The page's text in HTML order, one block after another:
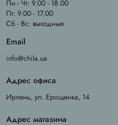
Пн - Чт: 9.00 - 18.00
Пт: 9.00 - 17.00
Сб - Вс: выходные
Email
info@chila.ua
Адрес офиса
Ирпень, ул. Ерощенка, 14
Адрес магазина